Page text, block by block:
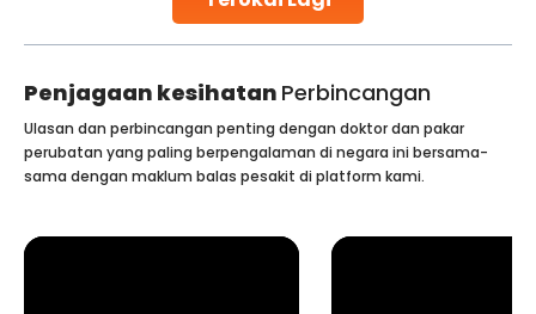
Penjagaan kesihatan Perbincangan
Ulasan dan perbincangan penting dengan doktor dan pakar
perubatan yang paling berpengalaman di negara ini bersama-
sama dengan maklum balas pesakit di platform kami.